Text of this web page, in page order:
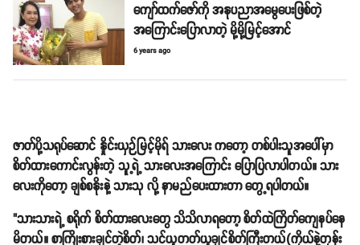
ကျော်ထက်ဇော်ကို အနုပညာအမွေပေးဖြစ်တဲ့
အကြောင်းပြောလာတဲ့ မို့မို့မြင့်အောင်
6 years ago
ဇာတ်ပို့သရုပ်ဆောင် နှိုင်းယှဉ်မြင့်မိုရ် သားလေး ကတော့ တစ်ပါးသူအပေါ်မှာ
စိတ်ထားကောင်းလွန်းတဲ့ သူ့ရဲ့ သားလေးအကြောင်း ပြောပြလာပါတယ်။ သား
လေးကိုတော့ ချစ်စနိုးနဲ့ သားသု လို့ နာမည်ပေးထားတာ တွေ့ရပါတယ်။
"သားသားရဲ့ စရိုက် စိတ်ထားလေးတွေ သိသိလာရတော့ စိတ်ထဲကြိတ်ကျေနပ်နေ
မိတယ်။ စာကြိုးစားချင်တဲ့စိတ်၊ သင်ယူတတ်ယူချင်စိတ်ကြီးတယ်(ကိုယ်နဲ့တုန်း